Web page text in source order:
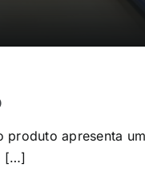
produto apresenta
[…]